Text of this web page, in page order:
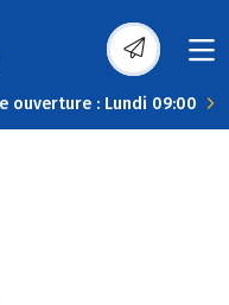
ouverture : Lundi 09:00